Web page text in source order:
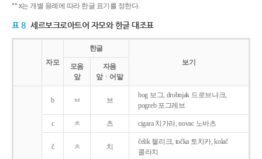
** x는 개별 용례에 따라 한글 표기를 정한다.
표 8 세르보크로아트어 자모와 한글 대조표
자모
한글
보기
모음
앞
자음
앞ㆍ어말
b ㅂ 브
bog 보그, drobnjak 드로브냐크,
pogreb 포그레브
c ㅊ 츠 cigara 치가라, novac 노바츠
č ㅊ 치
čelik 첼리크, točka 토치카, kolač
콜라치